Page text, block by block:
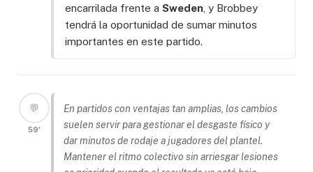
encarrilada frente a Sweden , y Brobbey
tendrá la oportunidad de sumar minutos
importantes en este partido.
💬
59'
En partidos con ventajas tan amplias, los cambios
suelen servir para gestionar el desgaste físico y
dar minutos de rodaje a jugadores del plantel.
Mantener el ritmo colectivo sin arriesgar lesiones